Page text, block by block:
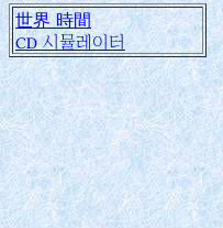
世界 時間
CD 시뮬레이터